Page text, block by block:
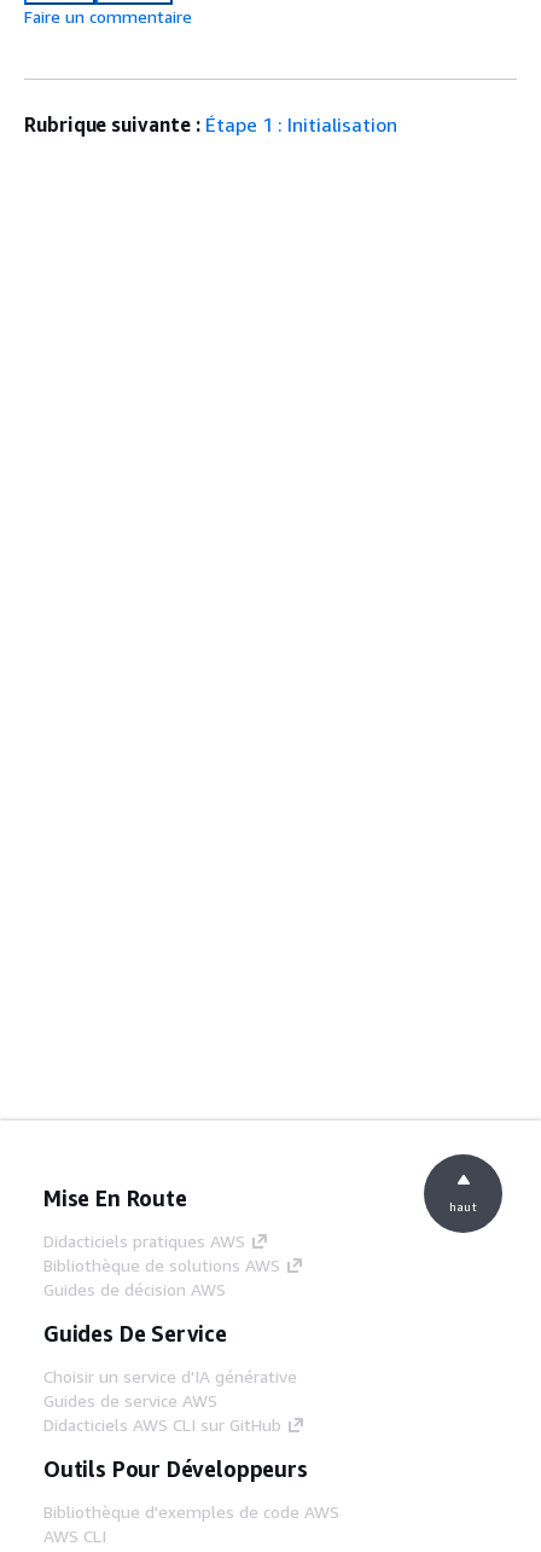
Faire un commentaire
Rubrique suivante : Étape 1 : Initialisation
Mise En Route
Didacticiels pratiques AWS
Bibliothèque de solutions AWS
Guides de décision AWS
Guides De Service
Choisir un service d'IA générative
Guides de service AWS
Didacticiels AWS CLI sur GitHub
Outils Pour Développeurs
Bibliothèque d'exemples de code AWS
AWS CLI
haut